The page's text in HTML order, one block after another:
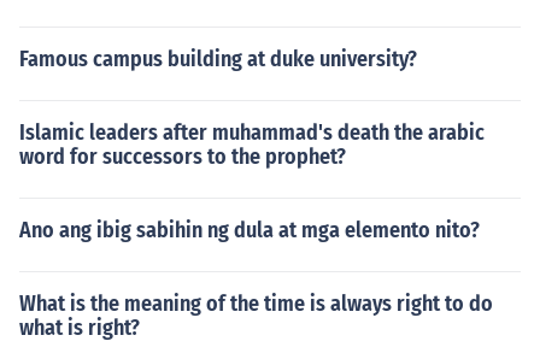
Famous campus building at duke university?
Islamic leaders after muhammad's death the arabic
word for successors to the prophet?
Ano ang ibig sabihin ng dula at mga elemento nito?
What is the meaning of the time is always right to do
what is right?